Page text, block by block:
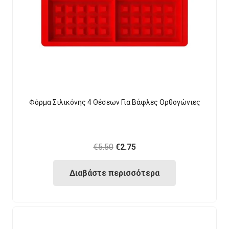
Φόρμα Σιλικόνης 4 Θέσεων Για Βάφλες Ορθογώνιες
€5.50 Original
was:
€2.75Current
is:
Διαβάστε περισσότερα